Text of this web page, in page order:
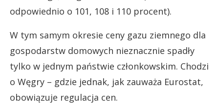
odpowiednio o 101, 108 i 110 procent).
W tym samym okresie ceny gazu ziemnego dla
gospodarstw domowych nieznacznie spadły
tylko w jednym państwie członkowskim. Chodzi
o Węgry – gdzie jednak, jak zauważa Eurostat,
obowiązuje regulacja cen.